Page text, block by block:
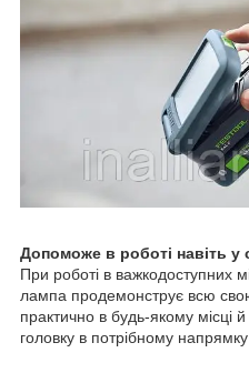
Допоможе в роботі навіть у
При роботі в важкодоступних
лампа продемонструє всю
практично в будь-якому місці
головку в потрібному